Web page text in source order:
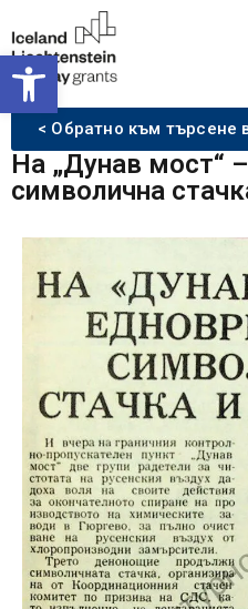
Open toolbar
< Обратно към търсене
На „Дунав мост“
символична